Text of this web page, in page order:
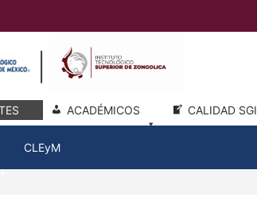
ACADÉMICOS CALIDAD SGI
CLEyM